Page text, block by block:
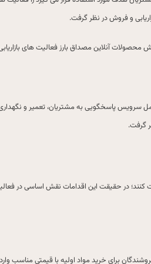
و فروش در نظر گرفت.
محصولات آنلاین مصداق بارز فعالیت های
پاسخگویی به مشتریان، تعمیر و نگهداری،
گرفت.
در حقیقت این اقدامات نقش اساسی در
برای خرید مواد اولیه با قیمتی مناسب